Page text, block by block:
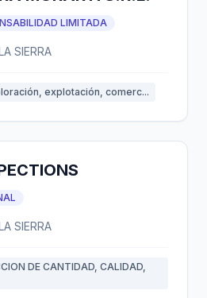
LIMITADA
SIERRA
explotación, comerc...
SIERRA
DE CANTIDAD, CALIDAD,